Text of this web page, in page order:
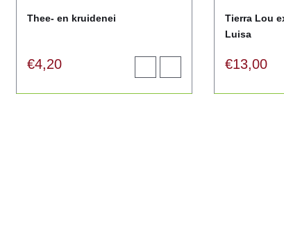
Thee- en kruidenei
€4,20
product
aan
Tierra Lou
Luisa
€13,00